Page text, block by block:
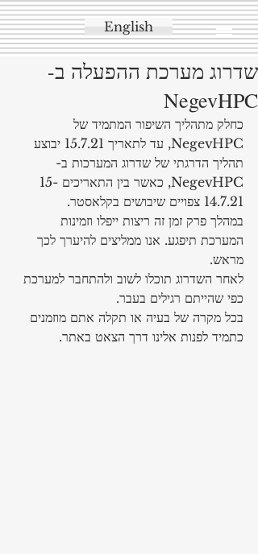
English
שדרוג מערכת ההפעלה ב-
NegevHPC
כחלק מתהליך השיפור המתמיד של
NegevHPC, עד לתאריך 15.7.21 יבוצע
תהליך הדרגתי של שדרוג המערכות ב-
NegevHPC, כאשר בין התאריכים 15-
14.7.21 צפויים שיבושים בקלאסטר.
במהלך פרק זמן זה ריצות ייפלו וזמינות
המערכת תיפגע. אנו ממליצים להיערך לכך
מראש.
לאחר השדרוג תוכלו לשוב ולהתחבר למערכת
כפי שהייתם רגילים בעבר.
בכל מקרה של בעיה או תקלה אתם מוזמנים
כתמיד לפנות אלינו דרך הצאט באתר.